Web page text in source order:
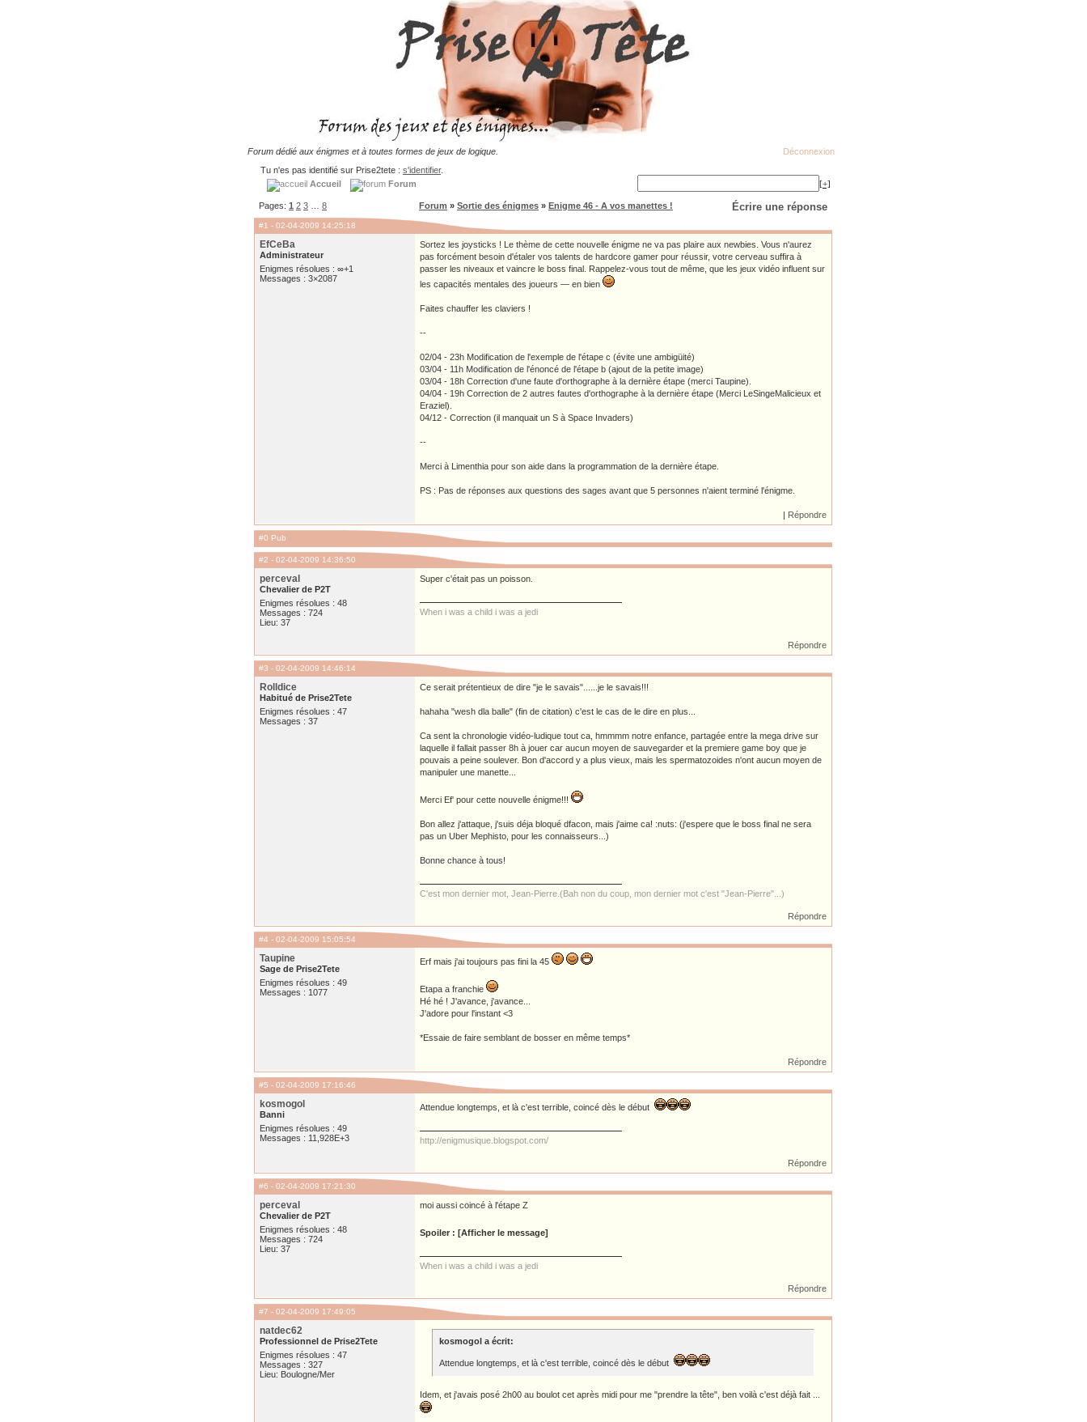
Forum dédié aux énigmes et à toutes formes de jeux de logique.
Déconnexion
Tu n'es pas identifié sur Prise2tete : s'identifier.
Accueil
Forum [+]
Pages: 1 2 3 8 Écrire une réponse
Forum » Sortie des énigmes » Enigme 46 - A vos manettes !
#1 - 02-04-2009 14:25:18
EfCeBa
Administrateur
Enigmes résolues : ∞+1
Messages : 3×2087
Sortez les joysticks ! Le thème de cette nouvelle énigme ne va pas plaire aux newbies. Vous n'aurez
pas forcément besoin d'étaler vos talents de hardcore gamer pour réussir, votre cerveau suffira à
passer les niveaux et vaincre le boss final. Rappelez-vous tout de même, que les jeux vidéo influent sur
les capacités mentales des joueurs — en bien
Faites chauffer les claviers !
--
02/04 - 23h Modification de l'exemple de l'étape c (évite une ambigüité)
03/04 - 11h Modification de l'énoncé de l'étape b (ajout de la petite image)
03/04 - 18h Correction d'une faute d'orthographe à la dernière étape (merci Taupine).
04/04 - 19h Correction de 2 autres fautes d'orthographe à la dernière étape (Merci LeSingeMalicieux et
Eraziel).
04/12 - Correction (il manquait un S à Space Invaders)
--
Merci à Limenthia pour son aide dans la programmation de la dernière étape.
PS : Pas de réponses aux questions des sages avant que 5 personnes n'aient terminé l'énigme.
| Répondre
#0 Pub
#2 - 02-04-2009 14:36:50
perceval
Chevalier de P2T
Enigmes résolues : 48
Messages : 724
Lieu: 37
Super c'était pas un poisson.
When i was a child i was a jedi
Répondre
#3 - 02-04-2009 14:46:14
Rolldice
Habitué de Prise2Tete
Enigmes résolues : 47
Messages : 37
Ce serait prétentieux de dire "je le savais"......je le savais!!!
hahaha "wesh dla balle" (fin de citation) c'est le cas de le dire en plus...
Ca sent la chronologie vidéo-ludique tout ca, hmmmm notre enfance, partagée entre la mega drive sur
laquelle il fallait passer 8h à jouer car aucun moyen de sauvegarder et la premiere game boy que je
pouvais a peine soulever. Bon d'accord y a plus vieux, mais les spermatozoides n'ont aucun moyen de
manipuler une manette...
Merci Ef' pour cette nouvelle énigme!!!
Bon allez j'attaque, j'suis déja bloqué dfacon, mais j'aime ca! :nuts: (j'espere que le boss final ne sera
pas un Uber Mephisto, pour les connaisseurs...)
Bonne chance à tous!
C'est mon dernier mot, Jean-Pierre.(Bah non du coup, mon dernier mot c'est "Jean-Pierre"...)
Répondre
#4 - 02-04-2009 15:05:54
Taupine
Sage de Prise2Tete
Enigmes résolues : 49
Messages : 1077
Erf mais j'ai toujours pas fini la 45
Etapa a franchie
Hé hé ! J'avance, j'avance...
J'adore pour l'instant <3
*Essaie de faire semblant de bosser en même temps*
Répondre
#5 - 02-04-2009 17:16:46
kosmogol
Banni
Enigmes résolues : 49
Messages : 11,928E+3
Attendue longtemps, et là c'est terrible, coincé dès le début
http://enigmusique.blogspot.com/
Répondre
#6 - 02-04-2009 17:21:30
perceval
Chevalier de P2T
Enigmes résolues : 48
Messages : 724
Lieu: 37
moi aussi coincé à l'étape Z
Spoiler : [Afficher le message]
When i was a child i was a jedi
Répondre
#7 - 02-04-2009 17:49:05
natdec62
Professionnel de Prise2Tete
Enigmes résolues : 47
Messages : 327
Lieu: Boulogne/Mer
kosmogol a écrit:
Attendue longtemps, et là c'est terrible, coincé dès le début
Idem, et j'avais posé 2h00 au boulot cet après midi pour me "prendre la tête", ben voilà c'est déjà fait ...